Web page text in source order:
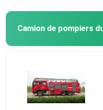
Camion de pompiers